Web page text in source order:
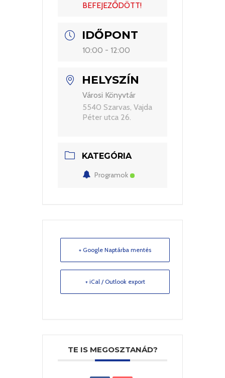
BEFEJEZŐDÖTT!
IDŐPONT
10:00 - 12:00
HELYSZÍN
Városi Könyvtár
5540 Szarvas, Vajda
Péter utca 26.
KATEGÓRIA
Programok
+ Google Naptárba mentés
+ iCal / Outlook export
TE IS MEGOSZTANÁD?